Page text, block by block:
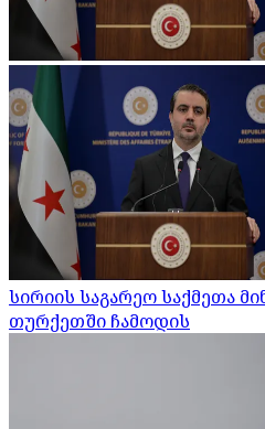
სირიის საგარეო საქმეთა
თურქეთში ჩამოდის